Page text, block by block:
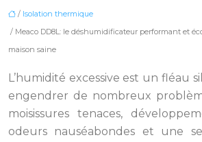
/ Isolation thermique
/ Meaco DD8L: le déshumidificateur performant et
maison saine
L’humidité excessive est un fléau
engendrer de nombreux
moisissures tenaces,
odeurs nauséabondes et une